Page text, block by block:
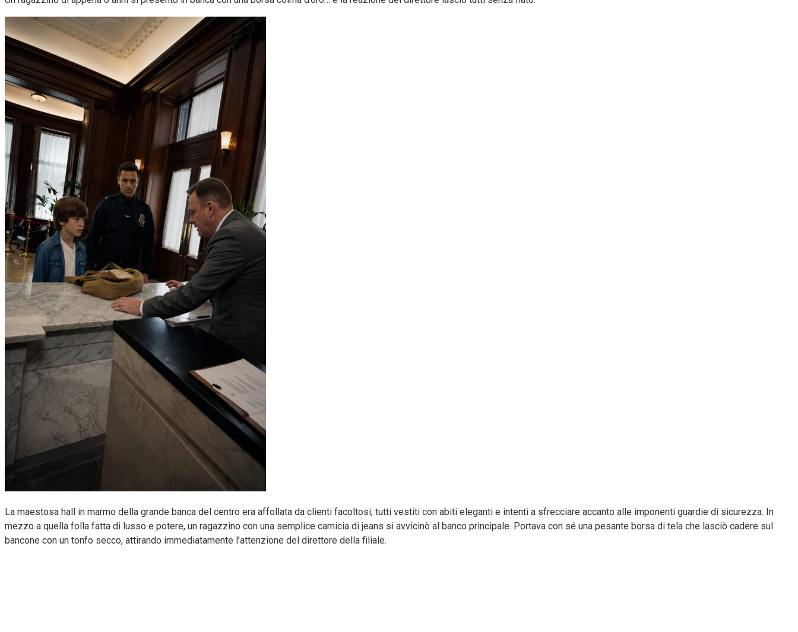
La maestosa hall in marmo della grande banca del centro era affollata da clienti facoltosi, tutti vestiti con abiti eleganti e intenti a sfrecciare accanto alle imponenti guardie di sicurezza. In
mezzo a quella folla fatta di lusso e potere, un ragazzino con una semplice camicia di jeans si avvicinò al banco principale. Portava con sé una pesante borsa di tela che lasciò cadere sul
bancone con un tonfo secco, attirando immediatamente l’attenzione del direttore della filiale.